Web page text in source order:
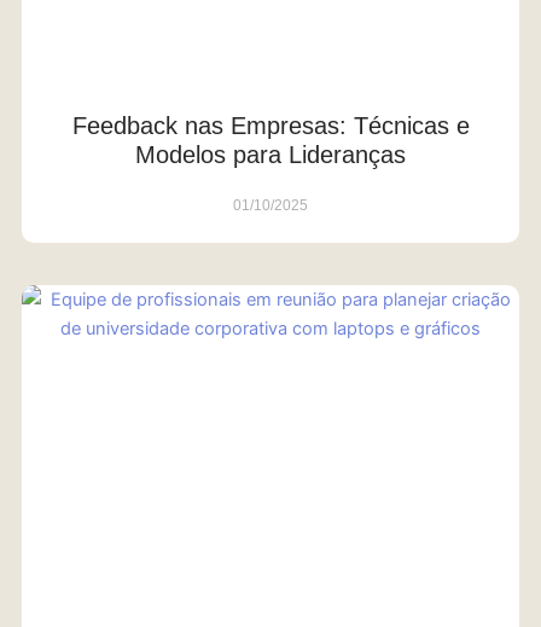
Feedback nas Empresas: Técnicas e
Modelos para Lideranças
01/10/2025